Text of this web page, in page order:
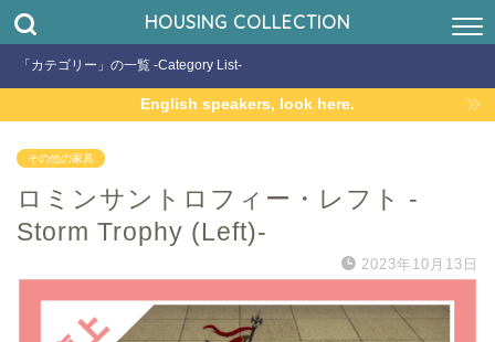
HOUSING COLLECTION
「カテゴリー」の一覧 -Category List-
English speakers, look here.
その他の家具
ロミンサントロフィー・レフト -
Storm Trophy (Left)-
2023年10月13日